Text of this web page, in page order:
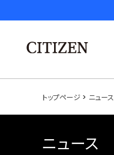
トップページ ニュース
ニュース